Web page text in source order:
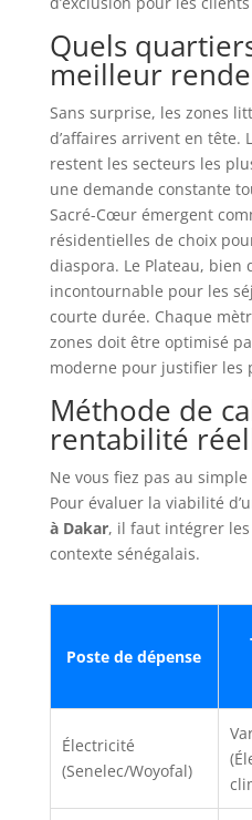
Quels
meilleur
Sans surprise, les zones
d’affaires arrivent en tête.
restent les secteurs les
une demande constante
Sacré-Cœur émergent
résidentielles de choix
diaspora. Le Plateau, bien
incontournable pour les
courte durée. Chaque
zones doit être optimisé
moderne pour justifier les
Méthode de
rentabilité
Ne vous fiez pas au
Pour évaluer la viabilité
à Dakar, il faut intégrer
contexte sénégalais.
Poste de dépense
Électricité
(Senelec/Woyofal)